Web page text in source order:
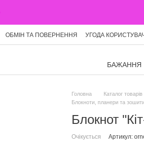
ОБМІН ТА ПОВЕРНЕННЯ УГОДА
БАЖАННЯ
Головна Каталог товарів
Блокноти, планери та
Блокнот
Очікується Артикул: